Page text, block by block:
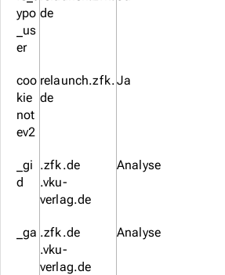
ypo
_us
er
de
coo
kie
not
ev2
relaunch.zfk.
de
Ja
_gi
d
.zfk.de
.vku-
verlag.de
Analyse
_ga .zfk.de
.vku-
verlag.de
Analyse